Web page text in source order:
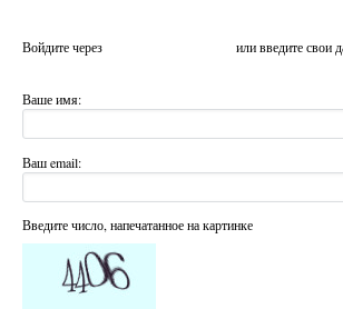
Войдите через или введите свои
Ваше имя:
Ваш email:
Введите число, напечатанное на картинке